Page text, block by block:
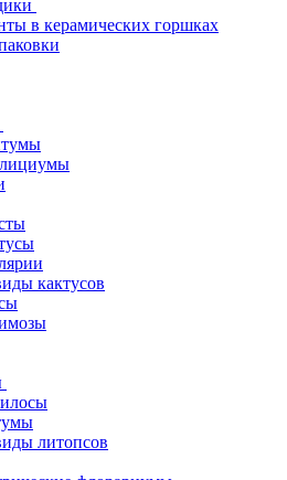
в керамических горшках
кактусов
литопсов